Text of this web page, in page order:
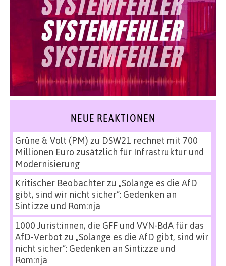
NEUE REAKTIONEN
Grüne & Volt (PM) zu DSW21 rechnet mit 700
Millionen Euro zusätzlich für Infrastruktur und
Modernisierung
Kritischer Beobachterzu „Solange es die AfD
gibt, sind wir nicht sicher“: Gedenken an
Sinti:zze und Rom:nja
1000 Jurist:innen, die GFF und VVN-BdA für das
AfD-Verbot zu „Solange es die AfD gibt, sind wir
nicht sicher“: Gedenken an Sinti:zze und
Rom:nja